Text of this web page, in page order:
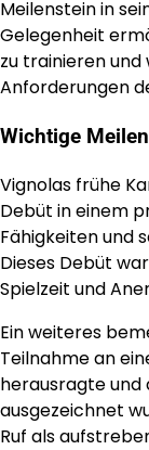
Meilenstein in
Gelegenheit
zu trainieren und
Anforderungen
Wichtige
Vignolas frühe
Debüt in einem
Fähigkeiten und
Dieses Debüt
Spielzeit und
Ein weiteres
Teilnahme an
herausragte und
ausgezeichnet
Ruf als